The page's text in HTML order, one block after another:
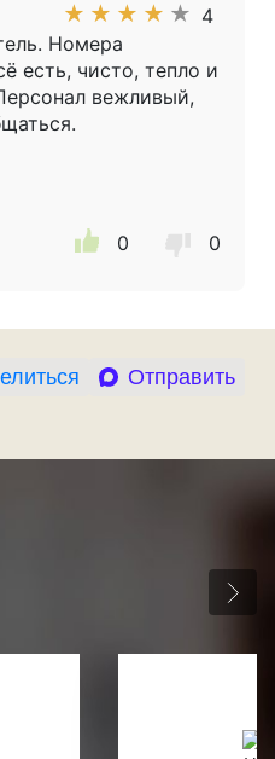
★ ★ ★ ★ ★ 4
Номера
есть, чисто, тепло и
вежливый,
0 0
Отправить